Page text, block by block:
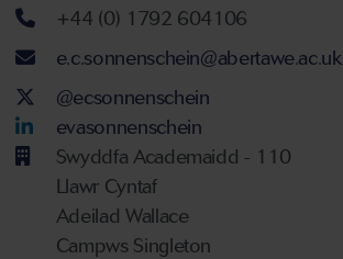
Rhif ffôn+44 (0) 1792 604106
Cyfeiriad ebost
e.c.sonnenschein@abertawe.ac.uk
Twitter Account
@ecsonnenschein
LinkedIn Account
evasonnenschein
Swyddfa Academaidd - 110
Llawr Cyntaf
Adeilad Wallace
Campws Singleton